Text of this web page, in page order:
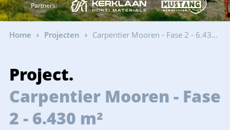
Partners:
Home Projecten Carpentier Mooren - Fase 2 - 6.430 m²
Project.
Carpentier Mooren - Fase
2 - 6.430 m²